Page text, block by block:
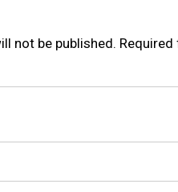
not be published.